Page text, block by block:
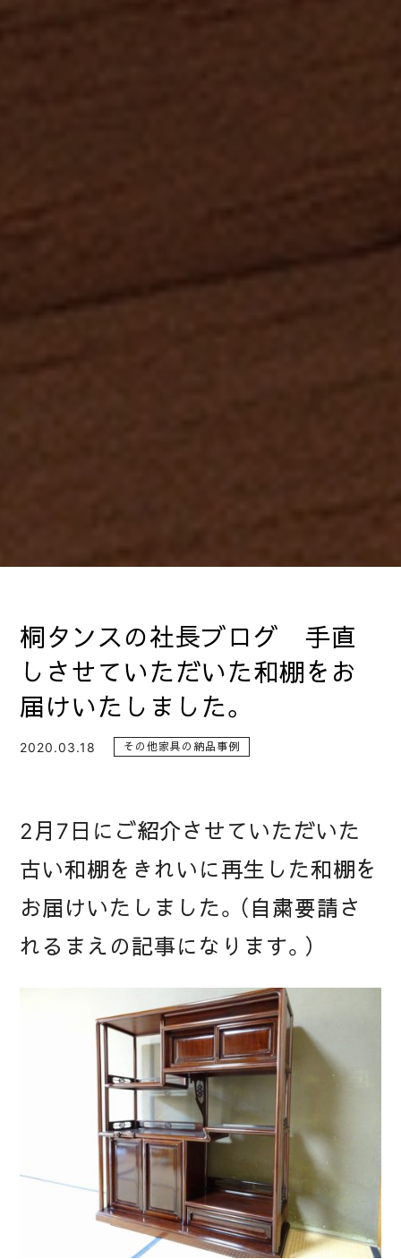
桐タンスの社長ブログ 手直
しさせていただいた和棚をお
届けいたしました。
2020.03.18 その他家具の納品事例
2月7日にご紹介させていただいた
古い和棚をきれいに再生した和棚を
お届けいたしました。（自粛要請さ
れるまえの記事になります。）